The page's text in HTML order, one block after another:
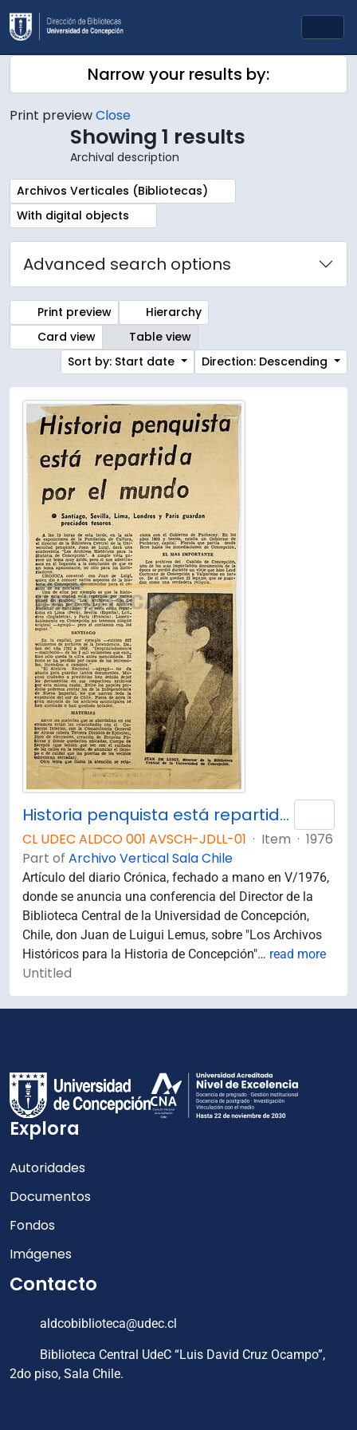
Skip to main content
Narrow your results by:
Print previewClose
Showing 1 results
Archival description
Remove filter:
Archivos Verticales (Bibliotecas)
Remove filter:
With digital objects
Advanced search options
Print preview
Hierarchy
Card view
Table view
Sort by: Start date
Direction: Descending
Historia penquista está repartida por el mundo ; Santiago, Sevilla, Lima, Londres y París guardan preciados tesoros / Juan de Luigi Lemus.
CL UDEC ALDCO 001 AVSCH-JDLL-01 · Item · 1976
Part of Archivo Vertical Sala Chile
Artículo del diario Crónica, fechado a mano en V/1976,
donde se anuncia una conferencia del Director de la
Biblioteca Central de la Universidad de Concepción,
Chile, don Juan de Luigui Lemus, sobre "Los Archivos
Históricos para la Historia de Concepción"… read more
Untitled
Explora
Autoridades
Documentos
Fondos
Imágenes
Contacto
aldcobiblioteca@udec.cl
Biblioteca Central UdeC “Luis David Cruz Ocampo”,
2do piso, Sala Chile.